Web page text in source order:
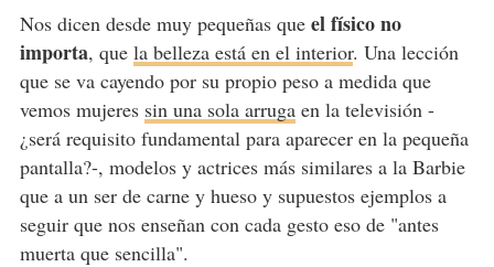
Nos dicen desde muy pequeñas que el físico no
importa, que la belleza está en el interior. Una lección
que se va cayendo por su propio peso a medida que
vemos mujeres sin una sola arrugaen la televisión -
¿será requisito fundamental para aparecer en la pequeña
pantalla?-, modelos y actrices más similares a la Barbie
que a un ser de carne y hueso y supuestos ejemplos a
seguir que nos enseñan con cada gesto eso de "antes
muerta que sencilla".